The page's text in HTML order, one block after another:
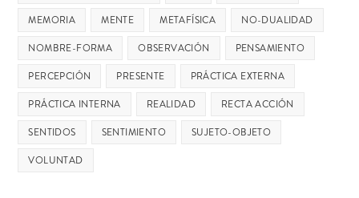
MEMORIA
MENTE METAFÍSICA
NO-DUALIDAD
NOMBRE-FORMA
OBSERVACIÓN
PENSAMIENTO
PERCEPCIÓN
PRESENTE
PRÁCTICA EXTERNA
PRÁCTICA INTERNA
REALIDAD
RECTA ACCIÓN
SENTIDOS
SENTIMIENTO
SUJETO-OBJETO
VOLUNTAD